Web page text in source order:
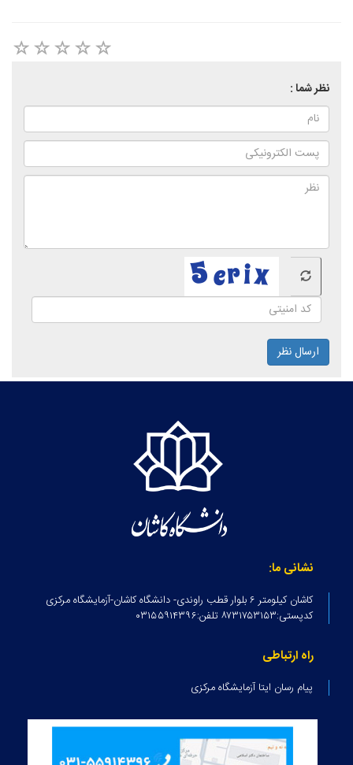
نظر شما :
ارسال نظر
نشانی ما:
کاشان کیلومتر ۶ بلوار قطب راوندی- دانشگاه کاشان-آزمایشگاه مرکزی
کدپستی:۸۷۳۱۷۵۳۱۵۳ تلفن:۰۳۱۵۵۹۱۴۳۹۶
راه ارتباطی
پیام رسان ایتا آزمایشگاه مرکزی